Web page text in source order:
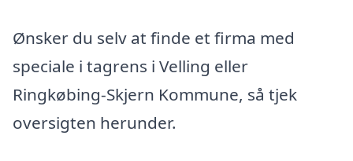
Ønsker du selv at finde et firma med
speciale i tagrens i Velling eller
Ringkøbing-Skjern Kommune, så tjek
oversigten herunder.